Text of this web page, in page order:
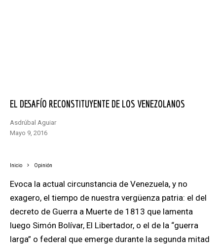
EL DESAFÍO RECONSTITUYENTE DE LOS VENEZOLANOS
Asdrúbal Aguiar
mayo 9, 2016
Inicio Opinión
Evoca la actual circunstancia de Venezuela, y no
exagero, el tiempo de nuestra vergüenza patria: el del
decreto de Guerra a Muerte de 1813 que lamenta
luego Simón Bolívar, El Libertador, o el de la “guerra
larga” o federal que emerge durante la segunda mitad